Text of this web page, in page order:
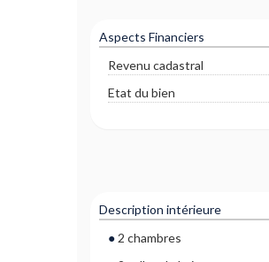
Aspects Financiers
Revenu cadastral
Etat du bien
Description intérieure
2 chambres